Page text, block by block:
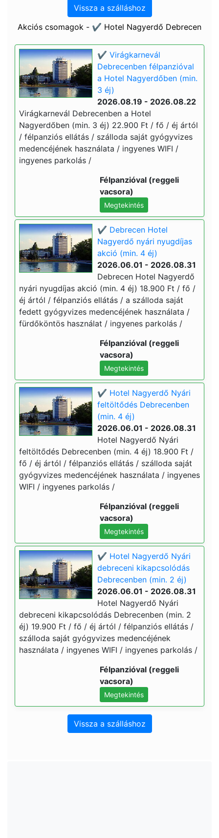
Vissza a szálláshoz
Akciós csomagok - ✔️ Hotel Nagyerdő Debrecen
✔️ Virágkarnevál
Debrecenben félpanzióval
a Hotel Nagyerdőben (min.
3 éj)
2026.08.19 - 2026.08.22
Virágkarnevál Debrecenben a Hotel
Nagyerdőben (min. 3 éj) 22.900 Ft / fő / éj ártól
/ félpanziós ellátás / szálloda saját gyógyvizes
medencéjének használata / ingyenes WIFI /
ingyenes parkolás /
Félpanzióval (reggeli
vacsora)
Megtekintés
✔️ Debrecen Hotel
Nagyerdő nyári nyugdíjas
akció (min. 4 éj)
2026.06.01 - 2026.08.31
Debrecen Hotel Nagyerdő
nyári nyugdíjas akció (min. 4 éj) 18.900 Ft / fő /
éj ártól / félpanziós ellátás / a szálloda saját
fedett gyógyvizes medencéjének használata /
fürdőköntös használat / ingyenes parkolás /
Félpanzióval (reggeli
vacsora)
Megtekintés
✔️ Hotel Nagyerdő Nyári
feltöltődés Debrecenben
(min. 4 éj)
2026.06.01 - 2026.08.31
Hotel Nagyerdő Nyári
feltöltődés Debrecenben (min. 4 éj) 18.900 Ft /
fő / éj ártól / félpanziós ellátás / szálloda saját
gyógyvizes medencéjének használata / ingyenes
WIFI / ingyenes parkolás /
Félpanzióval (reggeli
vacsora)
Megtekintés
✔️ Hotel Nagyerdő Nyári
debreceni kikapcsolódás
Debrecenben (min. 2 éj)
2026.06.01 - 2026.08.31
Hotel Nagyerdő Nyári
debreceni kikapcsolódás Debrecenben (min. 2
éj) 19.900 Ft / fő / éj ártól / félpanziós ellátás /
szálloda saját gyógyvizes medencéjének
használata / ingyenes WIFI / ingyenes parkolás /
Félpanzióval (reggeli
vacsora)
Megtekintés
Vissza a szálláshoz